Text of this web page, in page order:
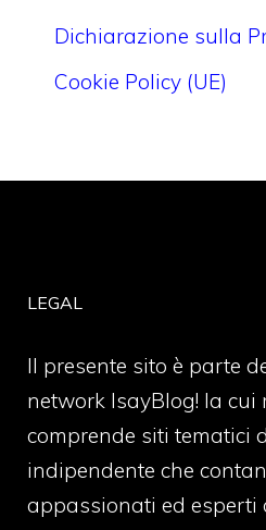
Dichiarazione sulla
Cookie Policy (UE)
LEGAL
Il presente sito è parte
network IsayBlog! la cui
comprende siti tematici
indipendente che
appassionati ed esperti